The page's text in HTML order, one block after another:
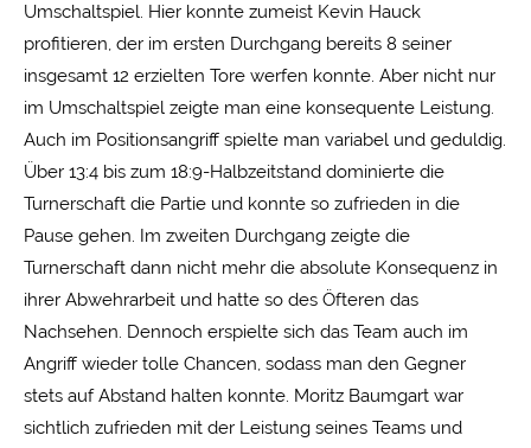
Umschaltspiel. Hier konnte zumeist Kevin Hauck
profitieren, der im ersten Durchgang bereits 8 seiner
insgesamt 12 erzielten Tore werfen konnte. Aber nicht nur
im Umschaltspiel zeigte man eine konsequente Leistung.
Auch im Positionsangriff spielte man variabel und geduldig.
Über 13:4 bis zum 18:9-Halbzeitstand dominierte die
Turnerschaft die Partie und konnte so zufrieden in die
Pause gehen. Im zweiten Durchgang zeigte die
Turnerschaft dann nicht mehr die absolute Konsequenz in
ihrer Abwehrarbeit und hatte so des Öfteren das
Nachsehen. Dennoch erspielte sich das Team auch im
Angriff wieder tolle Chancen, sodass man den Gegner
stets auf Abstand halten konnte. Moritz Baumgart war
sichtlich zufrieden mit der Leistung seines Teams und